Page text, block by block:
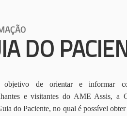
DO
de orientar e informar
e visitantes do AME Assis, a
do Paciente, no qual é possível